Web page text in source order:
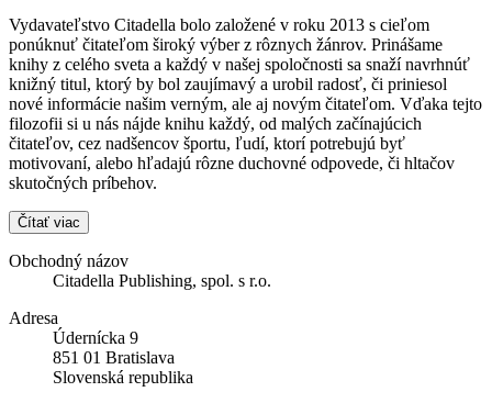
Vydavateľstvo Citadella bolo založené v roku 2013 s cieľom
ponúknuť čitateľom široký výber z rôznych žánrov. Prinášame
knihy z celého sveta a každý v našej spoločnosti sa snaží navrhnúť
knižný titul, ktorý by bol zaujímavý a urobil radosť, či priniesol
nové informácie našim verným, ale aj novým čitateľom. Vďaka tejto
filozofii si u nás nájde knihu každý, od malých začínajúcich
čitateľov, cez nadšencov športu, ľudí, ktorí potrebujú byť
motivovaní, alebo hľadajú rôzne duchovné odpovede, či hltačov
skutočných príbehov.
Čítať viac
Obchodný názov
Citadella Publishing, spol. s r.o.
Adresa
Údernícka 9
851 01 Bratislava
Slovenská republika